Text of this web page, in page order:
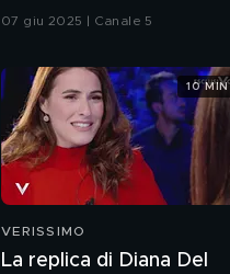
07 giu 2025 | Canale 5
VERISSIMO
La replica di Diana Del
10 MIN